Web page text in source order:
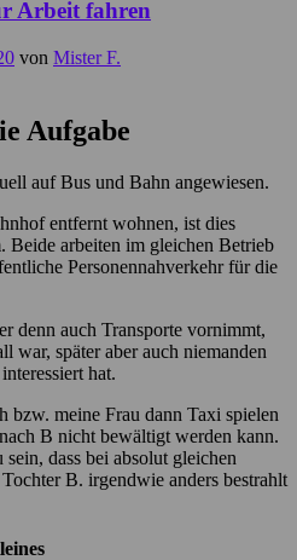
Arbeit fahren
von Mister F.
Aufgabe
auf Bus und Bahn angewiesen.
entfernt wohnen, ist dies
Beide arbeiten im gleichen Betrieb
Personennahverkehr für die
denn auch Transporte vornimmt,
war, später aber auch niemanden
hat.
bzw. meine Frau dann Taxi spielen
B nicht bewältigt werden kann.
dass bei absolut gleichen
B. irgendwie anders bestrahlt